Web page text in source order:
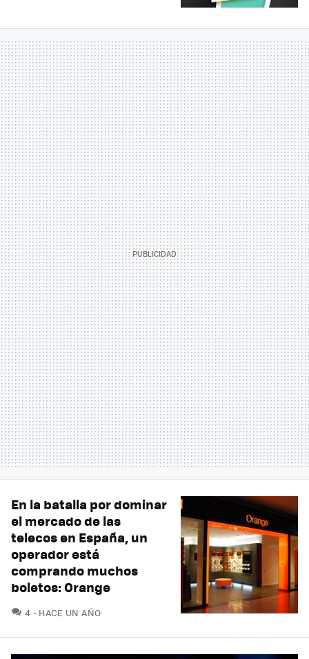
En la batalla por dominar
el mercado de las
telecos en España, un
operador está
comprando muchos
boletos: Orange
4 COMENTARIOS
HACE UN AÑO